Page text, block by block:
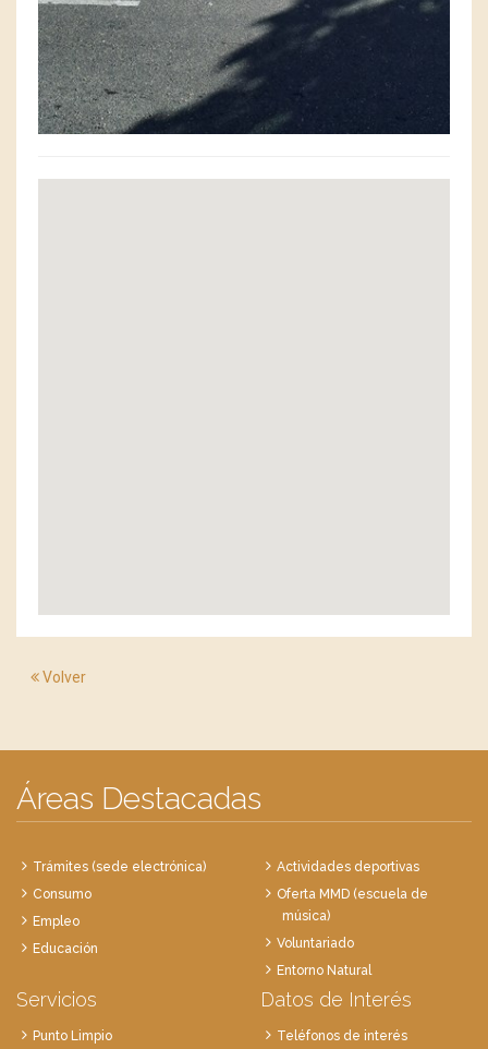
Volver
Áreas Destacadas
Trámites (sede electrónica)
Consumo
Empleo
Educación
Actividades deportivas
Oferta MMD (escuela de
música)
Voluntariado
Entorno Natural
Servicios
Punto Limpio
Datos de Interés
Teléfonos de interés